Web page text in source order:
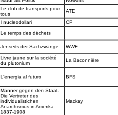
Le club de transports pour
tous
ATE
I nucleodollari
CP
Le temps des déchets
Jenseits der Sachzwänge WWF
Livre jaune sur la société
du plutonium
La Baconnière
L'energia al futuro BFS
Männer gegen den Staat.
Die Vertreter des
individualistichen
Anarchismus in Amerika
1837-1908
Mackay